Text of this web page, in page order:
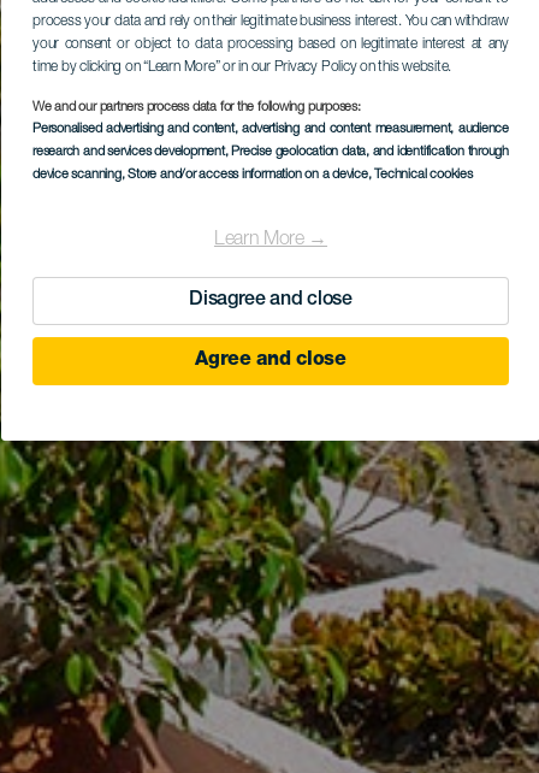
process your data and rely on their legitimate business interest. You can withdraw
your consent or object to data processing based on legitimate interest at any
time by clicking on “Learn More” or in our Privacy Policy on this website.
We and our partners process data for the following purposes:
Personalised advertising and content, advertising and content measurement, audience
research and services development, Precise geolocation data, and identification through
device scanning, Store and/or access information on a device, Technical cookies
Learn More →
Disagree and close
Agree and close